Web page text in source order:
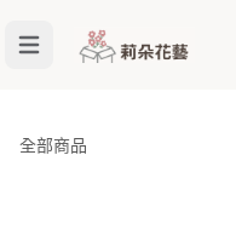
全部商品